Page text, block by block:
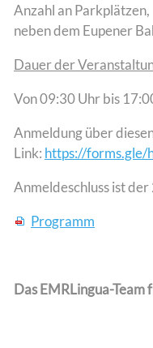
Anzahl an
neben dem Eupener
Dauer der
Von 09:30 Uhr bis
Anmeldung über
Link: https://
Anmeldeschluss ist
Programm
Das EMRLingua-Team